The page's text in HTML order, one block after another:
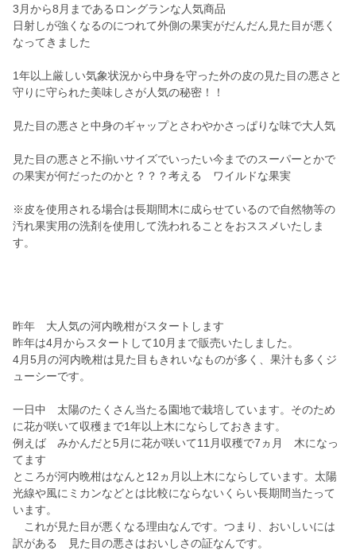
3月から8月まであるロングランな人気商品
日射しが強くなるのにつれて外側の果実がだんだん見た目が悪く
なってきました
1年以上厳しい気象状況から中身を守った外の皮の見た目の悪さと
守りに守られた美味しさが人気の秘密！！
見た目の悪さと中身のギャップとさわやかさっぱりな味で大人気
見た目の悪さと不揃いサイズでいったい今までのスーパーとかで
の果実が何だったのかと？？？考える ワイルドな果実
※皮を使用される場合は長期間木に成らせているので自然物等の
汚れ果実用の洗剤を使用して洗われることをおススメいたしま
す。
昨年 大人気の河内晩柑がスタートします
昨年は4月からスタートして10月まで販売いたしました。
4月5月の河内晩柑は見た目もきれいなものが多く、果汁も多くジ
ューシーです。
一日中 太陽のたくさん当たる園地で栽培しています。そのため
に花が咲いて収穫まで1年以上木にならしておきます。
例えば みかんだと5月に花が咲いて11月収穫で7ヵ月 木になっ
てます
ところが河内晩柑はなんと12ヵ月以上木にならしています。太陽
光線や風にミカンなどとは比較にならないくらい長期間当たって
います。
これが見た目が悪くなる理由なんです。つまり、おいしいには
訳がある 見た目の悪さはおいしさの証なんです。